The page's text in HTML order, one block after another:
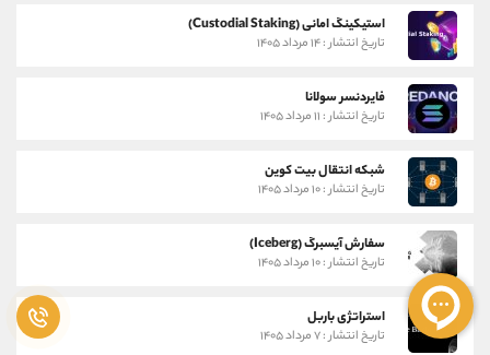
استیکینگ امانی (Custodial Staking)
تاریخ انتشار : ۱۴ مرداد ۱۴۰۵
فایردنسر سولانا
تاریخ انتشار : ۱۱ مرداد ۱۴۰۵
شبکه انتقال بیت کوین
تاریخ انتشار : ۱۰ مرداد ۱۴۰۵
سفارش آیسبرگ (Iceberg)
تاریخ انتشار : ۱۰ مرداد ۱۴۰۵
استراتژی باربل
تاریخ انتشار : ۷ مرداد ۱۴۰۵